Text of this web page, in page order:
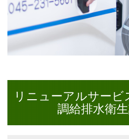
リニューアルサービ
調給排水衛生